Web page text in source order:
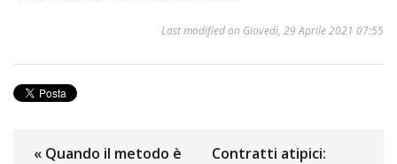
Last modified on Giovedì, 29 Aprile 2021 07:55
« Quando il metodo è
Contratti atipici: